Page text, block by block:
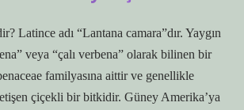
Latince adı “Lantana camara”dır. Yaygın
veya “çalı verbena” olarak bilinen bir
familyasına aittir ve genellikle
çiçekli bir bitkidir. Güney Amerika’ya